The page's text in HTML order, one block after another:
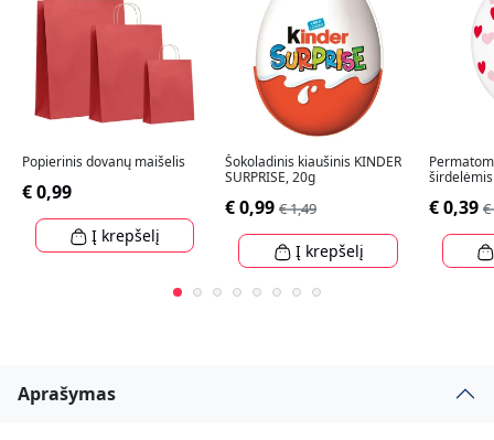
Popierinis dovanų maišelis
€ 0,99
Į krepšelį
Šokoladinis kiaušinis KINDER
SURPRISE, 20g
€ 0,99 € 1,49
Į krepšelį
€ 0,39 €
Aprašymas